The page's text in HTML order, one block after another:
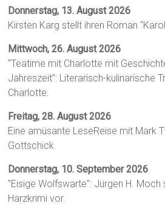
Donnerstag, 13. August 2026
Kirsten Karg stellt ihren Roman
Mittwoch, 26. August 2026
"Teatime mit Charlotte mit
Jahreszeit": Literarisch-kulinarische
Charlotte.
Freitag, 28. August 2026
Eine amüsante LeseReise mit Mark
Gottschick.
Donnerstag, 10. September 2026
"Eisige Wolfswarte": Jürgen H. Moch
Harzkrimi vor.